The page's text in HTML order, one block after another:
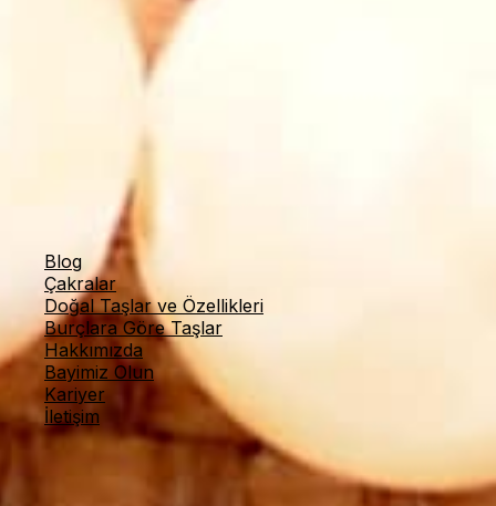
Sinanpaşa Mah. Ortabahçe Cad. No 20
Beşiktaş/İstanbul
-Cevizlik, İstanbul Cd. Meydan İş Hanı No
4/2, 34140 Bakırköy/İstanbul
-Hoşnudiye Mah. İsmet İnönü 1 Cd.
Yardımcı Linkler
Blog
Çakralar
Doğal Taşlar ve Özellikleri
Burçlara Göre Taşlar
Hakkımızda
Bayimiz Olun
Kariyer
İletişim